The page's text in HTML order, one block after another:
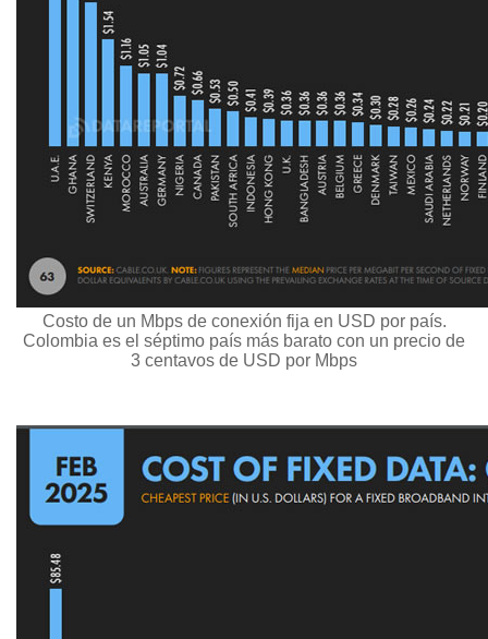
Costo de un Mbps de conexión fija en USD por país.
Colombia es el séptimo país más barato con un precio de
3 centavos de USD por Mbps